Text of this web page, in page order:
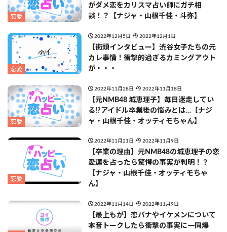
恋愛
がダメ恋をカリスマ占い師にガチ相
談！？【ナジャ・山根千佳・斗弥】
恋愛
2022年12月5日 2022年12月1日
【街頭インタビュー】渋谷女子たちの元
カレ事情！衝撃的過ぎるカミングアウト
が・・・
恋愛
2022年11月28日 2022年11月18日
【元NMB48 城恵理子】毎日迷走してい
る!?アイドル卒業後の悩みとは…【ナジ
ャ・山根千佳・オッティモちゃん】
恋愛
2022年11月21日 2022年11月9日
【卒業の理由】元NMB48の城恵理子の恋
愛運を占ったら驚愕の事実が判明！？
【ナジャ・山根千佳・オッティモちゃ
ん】
2022年11月14日 2022年11月9日
【最上もが】恋バナやイケメンについて
本音トークしたら衝撃の事実に一同爆